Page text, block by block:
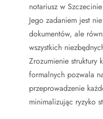
notariusz w
Jego zadaniem jest
dokumentów, ale
wszystkich
Zrozumienie struktury
formalnych pozwala
przeprowadzenie
minimalizując ryzyko